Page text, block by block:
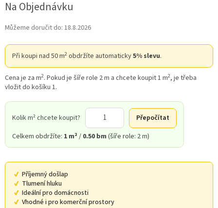
cena:
Na Objednávku
Můžeme doručit do: 18.8.2026
Při koupi nad 50 m2 obdržíte automaticky5% slevu.
Cena je za m2. Pokud je šíře role 2 m a chcete koupit 1 m2, je třeba
vložit do košíku 1.
Kolik m² chcete koupit?
Přepočítat
Celkem obdržíte: 1 m²/ 0.50 bm (šíře role: 2 m)
Příjemný došlap
Tlumení hluku
Ideální pro domácnosti
Vhodné i pro komerční prostory